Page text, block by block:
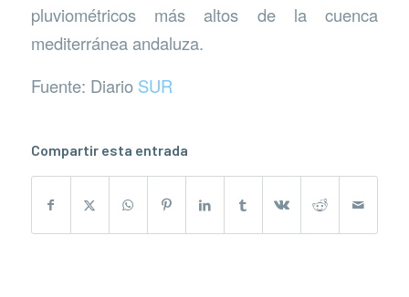
pluviométricos más altos de la cuenca
mediterránea andaluza.
Fuente: Diario SUR
Compartir esta entrada